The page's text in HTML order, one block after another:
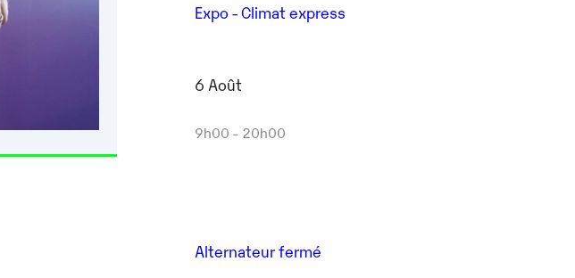
Expo - Climat express
6 Août
9h00 - 20h00
Alternateur fermé